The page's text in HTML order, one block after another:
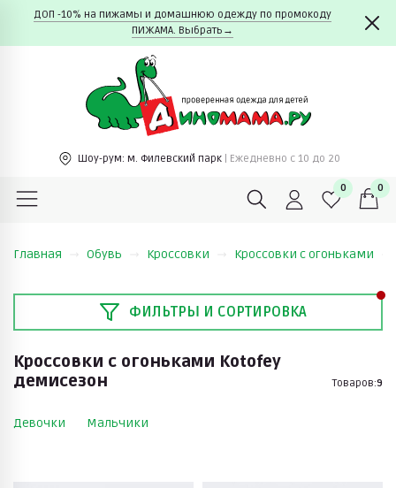
ДОП -10% на пижамы и домашнюю одежду по промокоду
ПИЖАМА. Выбрать→
Шоу-рум: м. Филевский парк | Ежедневно c 10 до 20
0 0
Главная Обувь Кроссовки Кроссовки с огоньками
ФИЛЬТРЫ И СОРТИРОВКА
Кроссовки с огоньками Kotofey
демисезон
Товаров:9
Девочки Мальчики